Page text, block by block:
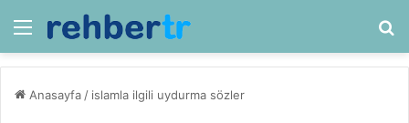
Menü
Anasayfa / islamla ilgili uydurma sözler